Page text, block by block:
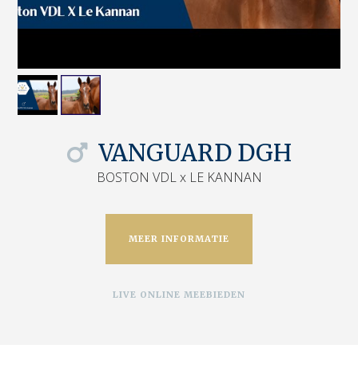
VANGUARD DGH
BOSTON VDL x LE KANNAN
MEER INFORMATIE
LIVE ONLINE MEEBIEDEN